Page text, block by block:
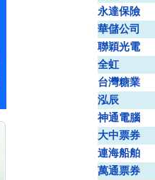
永達保險
華儲公司
聯穎光電
全虹
台灣糖業
泓辰
神通電腦
大中票券
連海船舶
萬通票券